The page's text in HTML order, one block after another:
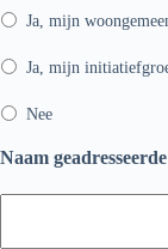
Ja, mijn
Ja, mijn
Nee
Naam geadresseerde